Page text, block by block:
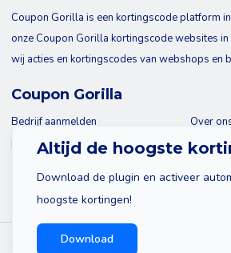
Altijd de hoogste
Download de plugin en activeer
hoogste kortingen!
Download
Coupon Gorilla is een kortingscode platform
onze Coupon Gorilla kortingscode websites in
wij acties en kortingscodes van webshops en
Coupon Gorilla
Bedrijf aanmelden
Blog
Over
Contact
© 2026 Coupon Gorilla